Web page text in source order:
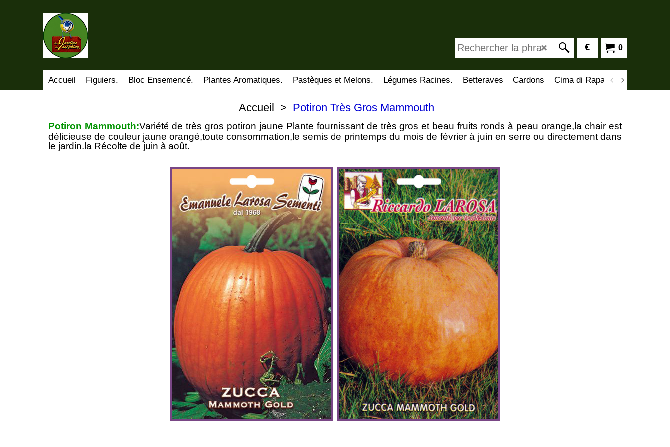
0
€
Accueil Figuiers. Bloc Ensemencé. Plantes Aromatiques. Pastèques et Melons. Légumes Racines. Betteraves Cardons Cima di Rapa Artichauts
Accueil > Potiron Très Gros Mammouth
Potiron Mammouth:Variété de très gros potiron jaune Plante fournissant de très gros et beau fruits ronds à peau orange,la chair est
délicieuse de couleur jaune orangé,toute consommation,le semis de printemps du mois de février à juin en serre ou directement dans
le jardin.la Récolte de juin à août.